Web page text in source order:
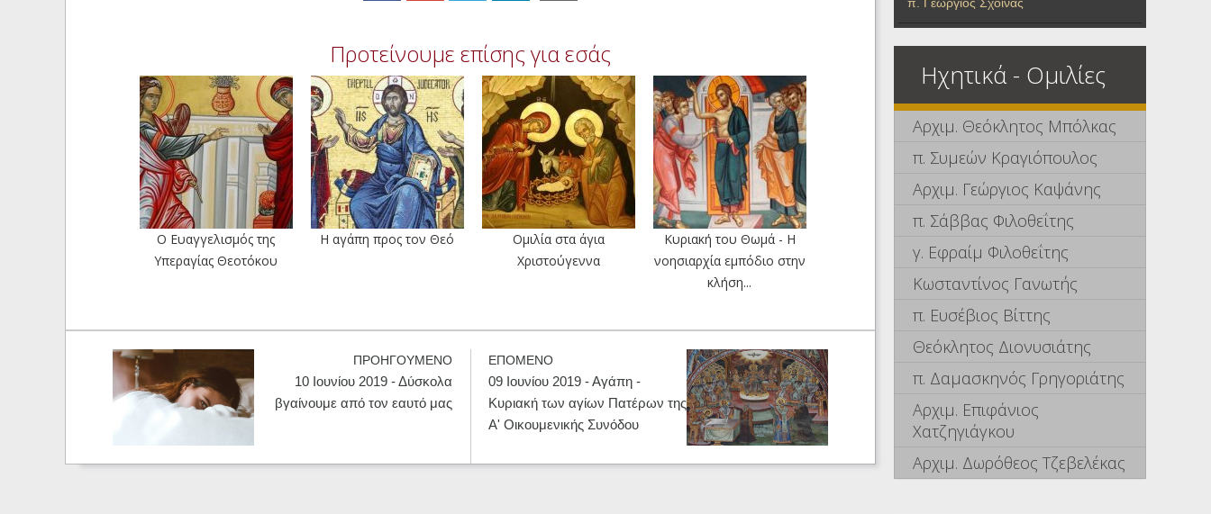
Προτείνουμε επίσης για εσάς
Ο Ευαγγελισμός της
Υπεραγίας Θεοτόκου
Η αγάπη προς τον Θεό
Ομιλία στα άγια
Χριστούγεννα
Κυριακή του Θωμά - Η
νοησιαρχία εμπόδιο στην
κλήση...
ΠΡΟΗΓΟΥΜΕΝΟ
10 Ιουνίου 2019 - Δύσκολα
βγαίνουμε από τον εαυτό μας
ΕΠΟΜΕΝΟ
09 Ιουνίου 2019 - Αγάπη -
Κυριακή των αγίων Πατέρων της
Α' Οικουμενικής Συνόδου
Ηχητικά - Ομιλίες
Αρχιμ. Θεόκλητος Μπόλκας
π. Συμεών Κραγιόπουλος
Αρχιμ. Γεώργιος Καψάνης
π. Σάββας Φιλοθεΐτης
γ. Εφραίμ Φιλοθεΐτης
Κωσταντίνος Γανωτής
π. Ευσέβιος Βίττης
Θεόκλητος Διονυσιάτης
π. Δαμασκηνός Γρηγοριάτης
Αρχιμ. Επιφάνιος
Χατζηγιάγκου
Αρχιμ. Δωρόθεος Τζεβελέκας